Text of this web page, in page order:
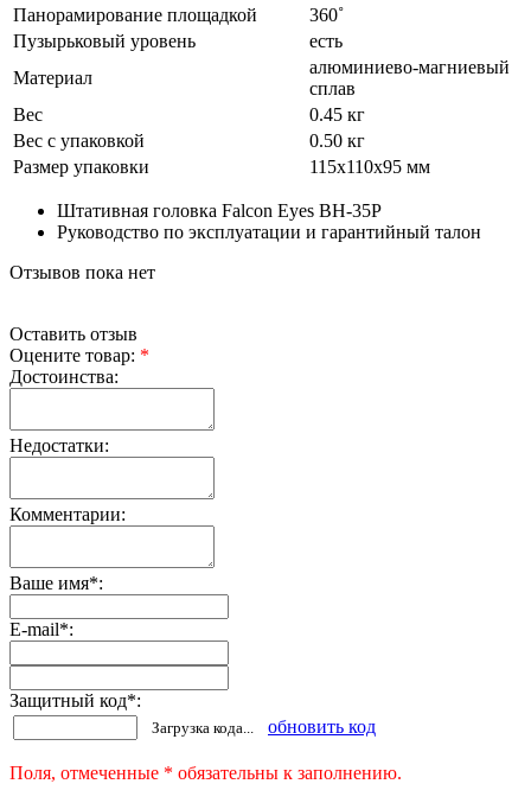
Панорамирование площадкой
360˚
Пузырьковый уровень
есть
Материал
алюминиево-магниевый
сплав
Вес
0.45 кг
Вес с упаковкой
0.50 кг
Размер упаковки
115х110х95 мм
Штативная головка Falcon Eyes ВН-35P
Руководство по эксплуатации и гарантийный талон
Отзывов пока нет
Оставить отзыв
Оцените товар: *
Достоинства:
Недостатки:
Комментарии:
Ваше имя*:
E-mail*:
Защитный код*:
Загрузка кода... обновить код
Поля, отмеченные * обязательны к заполнению.